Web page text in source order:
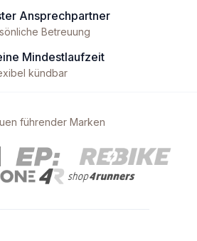
Ansprechpartner
Betreuung
Mindestlaufzeit
kündbar
führender Marken